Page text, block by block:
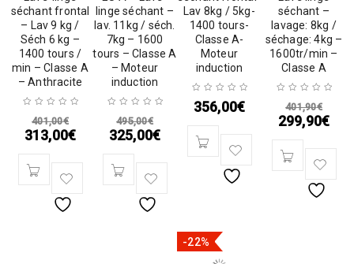
séchant frontal
– Lav 9 kg /
Séch 6 kg –
1400 tours /
min – Classe A
– Anthracite
401,00€
313,00€
linge séchant –
lav. 11kg / séch.
7kg – 1600
tours – Classe A
– Moteur
induction
495,00€
325,00€
Lav 8kg / 5kg-
1400 tours-
Classe A-
Moteur
induction
356,00€
séchant –
lavage: 8kg /
séchage: 4kg –
1600tr/min –
Classe A
401,90€
299,90€
-22%